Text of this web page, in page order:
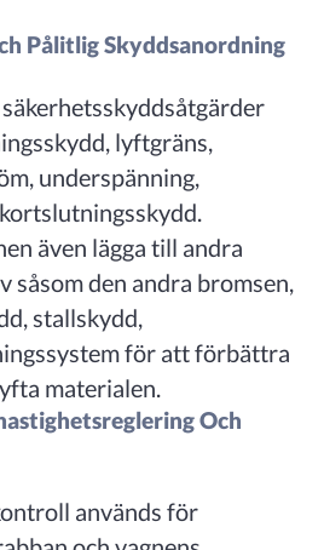
Pålitlig Skyddsanordning
lyftgräns,
underspänning,
även lägga till andra
såsom den andra bromsen,
stallskydd,
för att förbättra
materialen.
Och
används för